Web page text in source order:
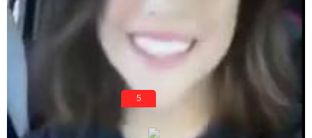
5
Просмотры За сегодня +192